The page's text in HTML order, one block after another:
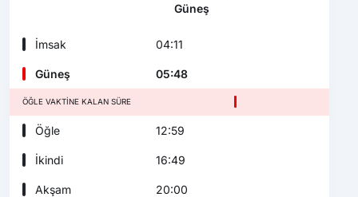
Güneş
İmsak 04:11
Güneş 05:48
ÖĞLE VAKTINE KALAN SÜRE
Öğle 12:59
İkindi 16:49
Akşam 20:00